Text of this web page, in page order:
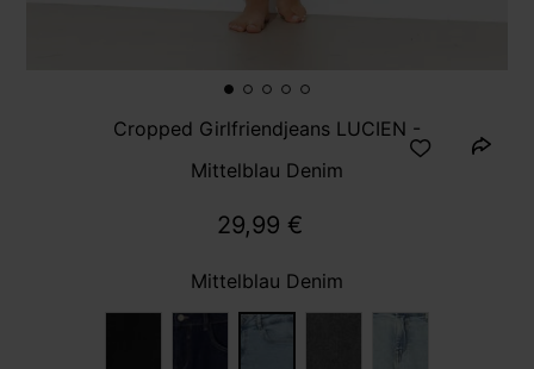
Cropped Girlfriendjeans LUCIEN -
Mittelblau Denim
29,99 €
Mittelblau Denim